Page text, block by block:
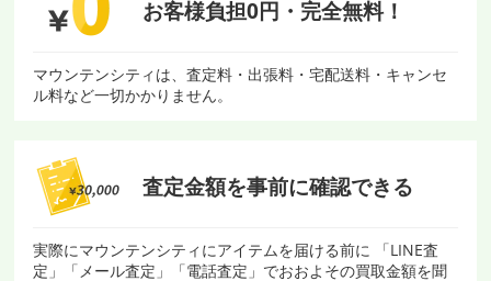
お客様負担0円・ 完全無料！
マウンテンシティは、査定料・出張料・宅配送料・キャンセ
ル料など一切かかりません。
査定金額を事前に確認できる
実際にマウンテンシティにアイテムを届ける前に 「LINE査
定」「メール査定」「電話査定」でおおよその買取金額を聞